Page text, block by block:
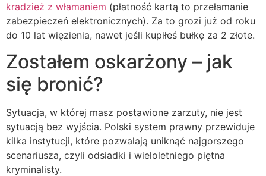
kradzież z włamaniem (płatność kartą to przełamanie
zabezpieczeń elektronicznych). Za to grozi już od roku
do 10 lat więzienia, nawet jeśli kupiłeś bułkę za 2 złote.
Zostałem oskarżony – jak
się bronić?
Sytuacja, w której masz postawione zarzuty, nie jest
sytuacją bez wyjścia. Polski system prawny przewiduje
kilka instytucji, które pozwalają uniknąć najgorszego
scenariusza, czyli odsiadki i wieloletniego piętna
kryminalisty.